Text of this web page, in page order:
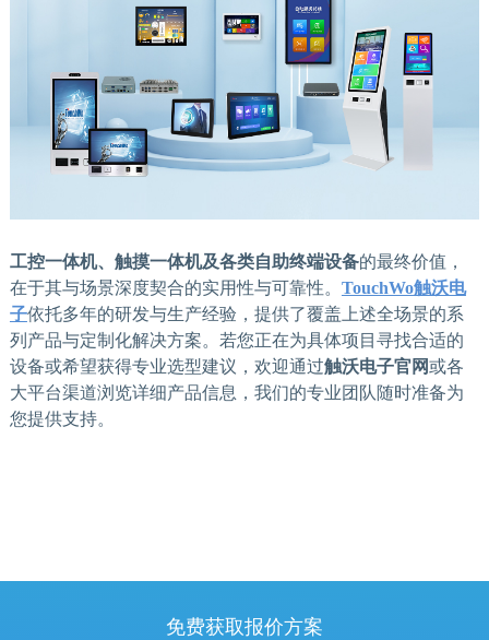
工控一体机、触摸一体机及各类自助终端设备的最终价值，
在于其与场景深度契合的实用性与可靠性。 TouchWo触沃电
子依托多年的研发与生产经验，提供了覆盖上述全场景的系
列产品与定制化解决方案。若您正在为具体项目寻找合适的
设备或希望获得专业选型建议，欢迎通过触沃电子官网或各
大平台渠道浏览详细产品信息，我们的专业团队随时准备为
您提供支持。
免费获取报价方案